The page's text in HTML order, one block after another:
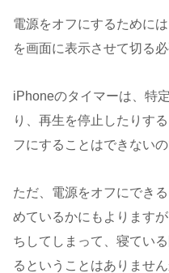
電源をオフにするために
を画面に表示させて切る必
iPhoneのタイマーは、特
り、再生を停止したりす
フにすることはできないの
ただ、電源をオフにでき
めているかにもよります
ちしてしまって、寝てい
るということはありません